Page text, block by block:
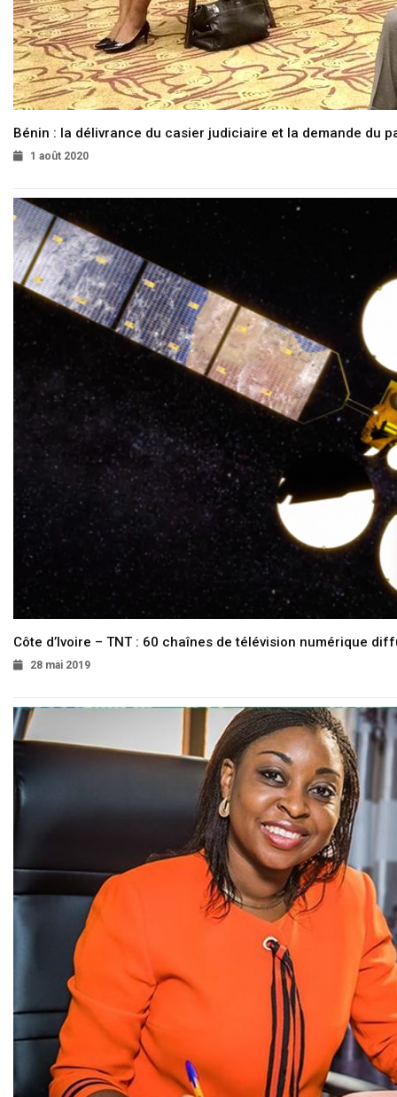
Bénin : la délivrance du casier judiciaire et la demande du
1 août 2020
Côte d’Ivoire – TNT : 60 chaînes de télévision numérique
28 mai 2019